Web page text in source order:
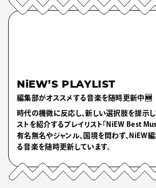
NiEW’S PLAYLIST
編集部がオススメする音楽を随時更新中🆕
時代の機微に反応し、新しい選択肢を提示し
ストを紹介するプレイリスト「NiEW Best
有名無名やジャンル、国境を問わず、NiEW
る音楽を随時更新しています。